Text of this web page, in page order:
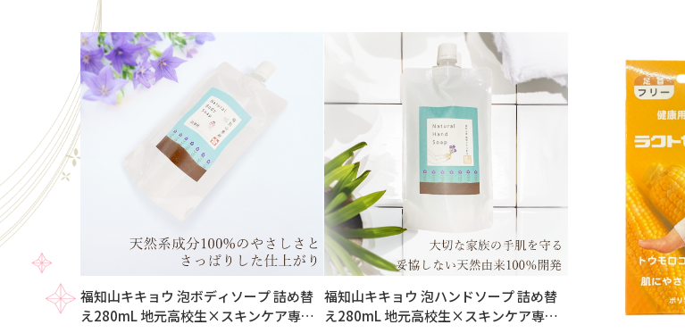
福知山キキョウ 泡ボディソープ 詰め替
え280mL 地元高校生×スキンケア専門
福知山キキョウ 泡ハンドソープ 詰め替
え280mL 地元高校生×スキンケア専門